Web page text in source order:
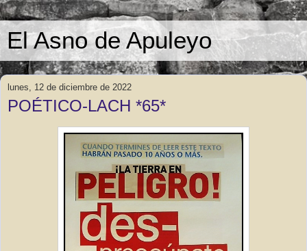
El Asno de Apuleyo
lunes, 12 de diciembre de 2022
POÉTICO-LACH *65*